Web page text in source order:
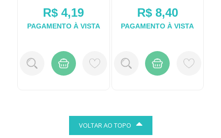
R$ 8,40
PAGAMENTO À VISTA
R$ 10,98
PAGAMENTO À VISTA
VOLTAR AO TOPO